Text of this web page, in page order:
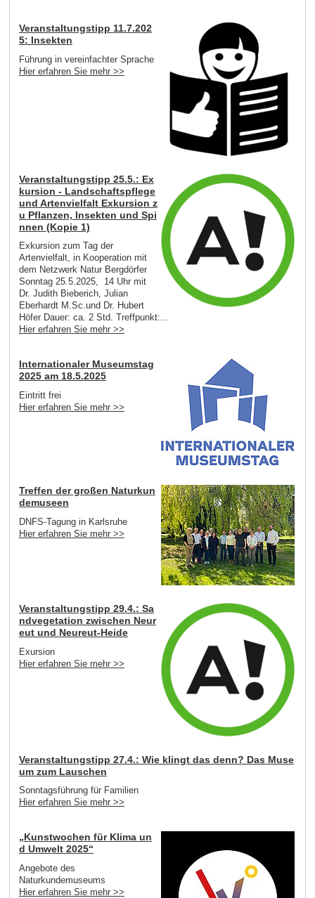
Veranstaltungstipp 11.7.202
5: Insekten
Führung in vereinfachter Sprache
Hier erfahren Sie mehr >>
Veranstaltungstipp 25.5.: Ex
kursion - Landschaftspflege
und Artenvielfalt Exkursion z
u Pflanzen, Insekten und Spi
nnen (Kopie 1)
Exkursion zum Tag der
Artenvielfalt, in Kooperation mit
dem Netzwerk Natur Bergdörfer
Sonntag 25.5.2025, 14 Uhr mit
Dr. Judith Bieberich, Julian
Eberhardt M.Sc.und Dr. Hubert
Höfer Dauer: ca. 2 Std. Treffpunkt:...
Hier erfahren Sie mehr >>
Internationaler Museumstag
2025 am 18.5.2025
Eintritt frei
Hier erfahren Sie mehr >>
Treffen der großen Naturkun
demuseen
DNFS-Tagung in Karlsruhe
Hier erfahren Sie mehr >>
Veranstaltungstipp 29.4.: Sa
ndvegetation zwischen Neur
eut und Neureut-Heide
Exursion
Hier erfahren Sie mehr >>
Veranstaltungstipp 27.4.: Wie klingt das denn? Das Muse
um zum Lauschen
Sonntagsführung für Familien
Hier erfahren Sie mehr >>
„Kunstwochen für Klima un
d Umwelt 2025“
Angebote des
Naturkundemuseums
Hier erfahren Sie mehr >>